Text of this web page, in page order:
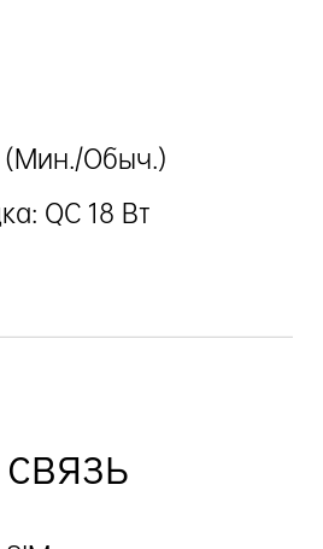
(Мин./Обыч.)
QC 18 Вт